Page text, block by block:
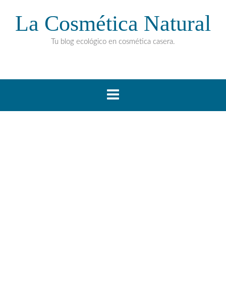
La Cosmética Natural
Tu blog ecológico en cosmética casera.